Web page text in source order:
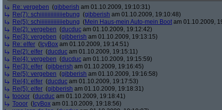
Re: vergeben (gibberish am 01.10.2009, 19:10:31)
Re(7): schiiiiiiiiiiiiiiiebung (gibberish am 01.10.2009, 19:10:48)
Re(5): schiiiiiiiiiiiiiiiebung (Mein Haus-mein Auto-mein Boot am 01.10.2009,
Re(2): vergeben (ducduc am 01.10.2009, 19:12:42)
Re(3): vergeben (gibberish am 01.10.2009, 19:13:15)
Re: elfer ( IcyBox am 01.10.2009, 19:14:51)
Re(2): elfer (ducduc am 01.10.2009, 19:15:11)
Re(4): vergeben (ducduc am 01.10.2009, 19:15:59)
Re(3): elfer (gibberish am 01.10.2009, 19:16:45)
Re(5): vergeben (gibberish am 01.10.2009, 19:16:58)
Re(4): elfer (ducduc am 01.10.2009, 19:17:53)
Re(5): elfer (gibberish am 01.10.2009, 19:18:31)
toooor (ducduc am 01.10.2009, 19:18:41)
Tooor ( IcyBox am 01.10.2009, 19:18:56)